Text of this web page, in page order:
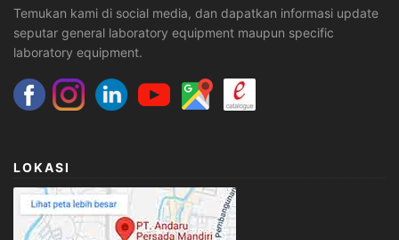
Temukan kami di social media, dan dapatkan informasi update
seputar general laboratory equipment maupun specific
laboratory equipment.
LOKASI